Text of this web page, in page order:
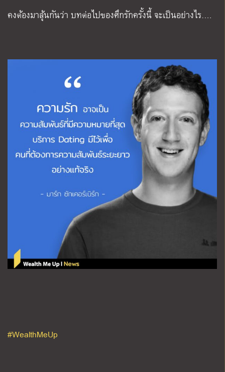
คงต้องมาลุ้นกันว่า บทต่อไปของศึกรักครั้งนี้ จะเป็นอย่างไร….
#WealthMeUp